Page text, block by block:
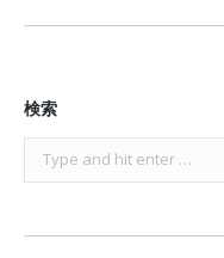
検索
Search: